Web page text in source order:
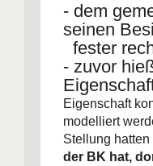
- dem
seinen
fester
- zuvor
Eigenschaft
modelliert
Stellung
der BK hat,